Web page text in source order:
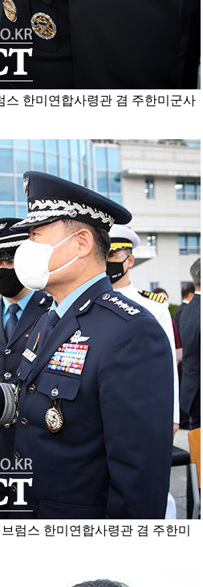
스 한미연합사령관 겸 주한미군사
럼스 한미연합사령관 겸 주한미